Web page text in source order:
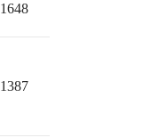
1648
1387